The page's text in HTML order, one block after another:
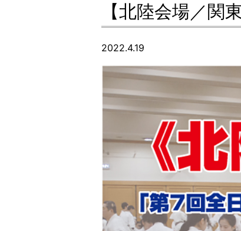
【北陸会場／関
2022.4.19